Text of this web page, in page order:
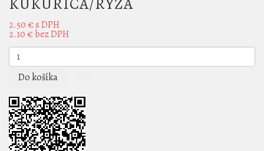
2.50 €s DPH
2.10 € bez DPH
Do košíka